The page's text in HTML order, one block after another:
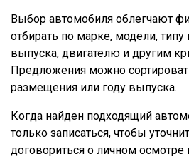
Выбор автомобиля облегчают
отбирать по марке, модели, типу
выпуска, двигателю и другим
Предложения можно
размещения или году выпуска.
Когда найден подходящий
только записаться, чтобы
договориться о личном осмотре